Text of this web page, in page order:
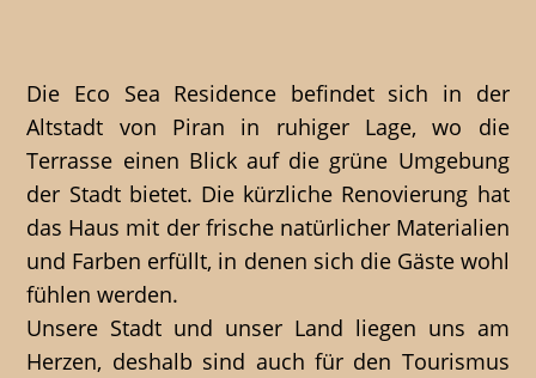
Die Eco Sea Residence befindet sich in der
Altstadt von Piran in ruhiger Lage, wo die
Terrasse einen Blick auf die grüne Umgebung
der Stadt bietet. Die kürzliche Renovierung hat
das Haus mit der frische natürlicher Materialien
und Farben erfüllt, in denen sich die Gäste wohl
fühlen werden.
Unsere Stadt und unser Land liegen uns am
Herzen, deshalb sind auch für den Tourismus